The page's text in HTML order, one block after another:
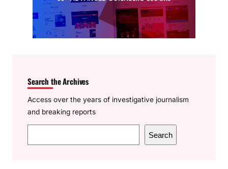
Search the Archives
Access over the years of investigative journalism
and breaking reports
e
Search